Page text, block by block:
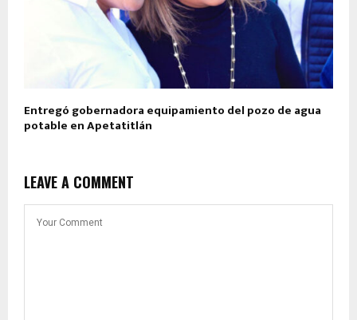
Entregó gobernadora equipamiento del pozo de agua
potable en Apetatitlán
LEAVE A COMMENT